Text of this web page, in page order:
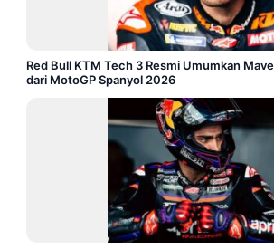
Red Bull KTM Tech 3 Resmi Umumkan
dari MotoGP Spanyol 2026